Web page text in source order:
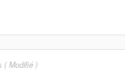
( Modifié )